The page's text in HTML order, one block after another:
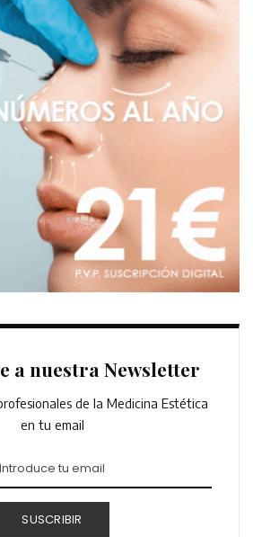
a nuestra Newsletter
de la Medicina Estética
en tu email
SUSCRIBIR